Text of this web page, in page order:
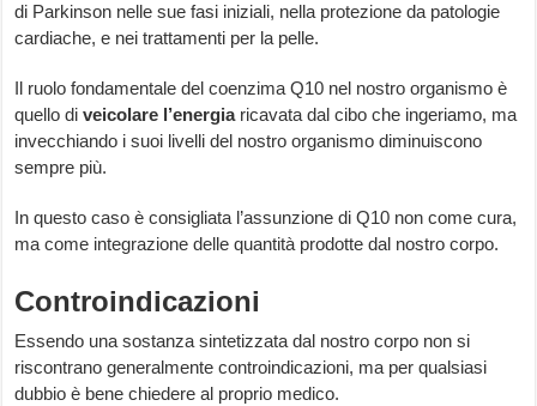
di Parkinson nelle sue fasi iniziali, nella protezione da patologie
cardiache, e nei trattamenti per la pelle.
Il ruolo fondamentale del coenzima Q10 nel nostro organismo è
quello diveicolare l’energiaricavata dal cibo che ingeriamo, ma
invecchiando i suoi livelli del nostro organismo diminuiscono
sempre più.
In questo caso è consigliata l’assunzione di Q10 non come cura,
ma come integrazione delle quantità prodotte dal nostro corpo.
Controindicazioni
Essendo una sostanza sintetizzata dal nostro corpo non si
riscontrano generalmente controindicazioni, ma per qualsiasi
dubbio è bene chiedere al proprio medico.